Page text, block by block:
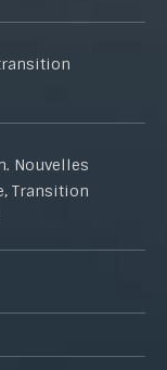
Nouvelles
Transition